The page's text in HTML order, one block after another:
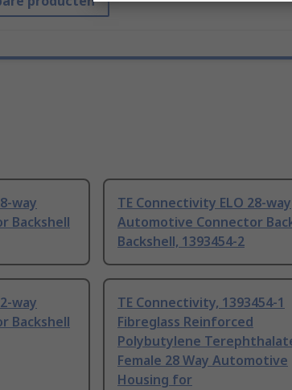
way
Backshell
TE Connectivity ELO 28-way
Automotive Connector
Backshell, 1393454-2
way
Backshell
TE Connectivity, 1393454-1
Fibreglass Reinforced
Polybutylene
Female 28 Way Automotive
Housing for